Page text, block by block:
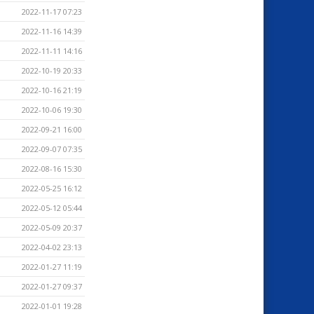
2022-11-17 07:23
2022-11-16 14:39
2022-11-11 14:16
2022-10-19 20:33
2022-10-16 21:19
2022-10-06 19:30
2022-09-21 16:00
2022-09-07 07:35
2022-08-16 15:30
2022-05-25 16:12
2022-05-12 05:44
2022-05-09 20:37
2022-04-02 23:13
2022-01-27 11:19
2022-01-27 09:37
2022-01-01 19:28